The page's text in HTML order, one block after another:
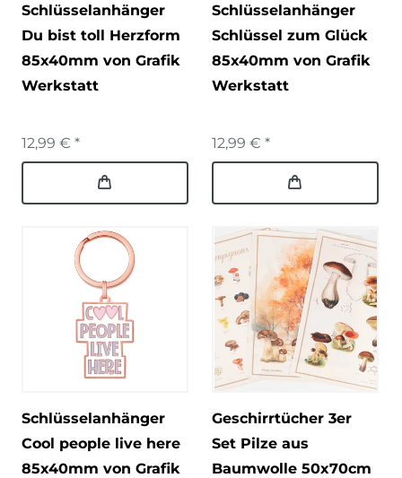
Schlüsselanhänger
Du bist toll Herzform
85x40mm von Grafik
Werkstatt
12,99 € *
Schlüsselanhänger
Schlüssel zum Glück
85x40mm von Grafik
Werkstatt
12,99 € *
Schlüsselanhänger
Cool people live here
85x40mm von Grafik
Geschirrtücher 3er
Set Pilze aus
Baumwolle 50x70cm